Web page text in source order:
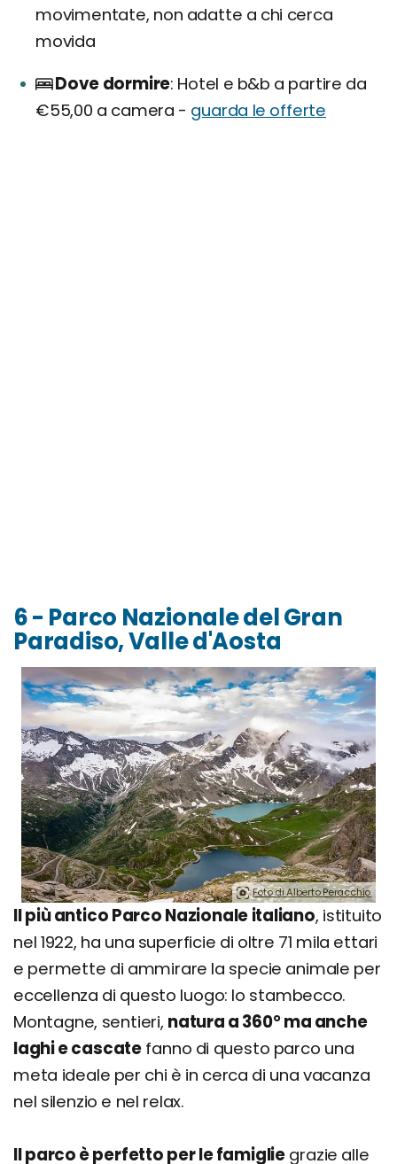
movimentate, non adatte a chi cerca
movida
Dove dormire Hotel e b&b a partire da
€55,00 a camera - guarda le offerte
6 - Parco Nazionale del Gran
Paradiso, Valle d'Aosta
Foto di Alberto Peracchio.
Il più antico Parco Nazionale italiano, istituito
nel 1922, ha una superficie di oltre 71 mila ettari
e permette di ammirare la specie animale per
eccellenza di questo luogo: lo stambecco.
Montagne, sentieri, natura a 360° ma anche
laghi e cascate fanno di questo parco una
meta ideale per chi è in cerca di una vacanza
nel silenzio e nel relax.
Il parco è perfetto per le famiglie grazie alle